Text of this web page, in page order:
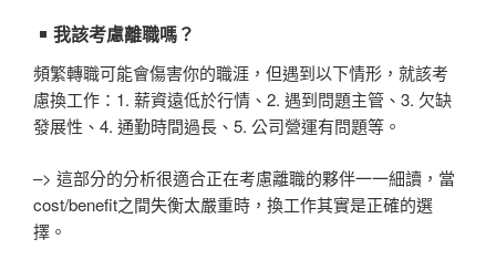
我該考慮離職嗎？
頻繁轉職可能會傷害你的職涯，但遇到以下情形，就該考
慮換工作：1. 薪資遠低於行情、2. 遇到問題主管、3. 欠缺
發展性、4. 通勤時間過長、5. 公司營運有問題等。
–> 這部分的分析很適合正在考慮離職的夥伴一一細讀，當
cost/benefit之間失衡太嚴重時，換工作其實是正確的選
擇。